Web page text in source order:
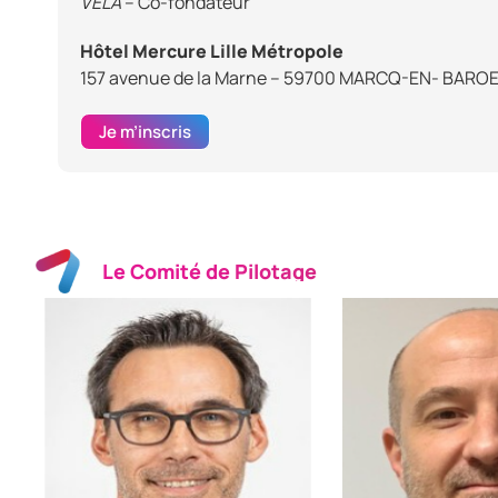
Hôtel Mercure Lille Métropole
157 avenue de la Marne – 59700 MARCQ-EN-
Je m’inscris
Le Comité de Pilotage